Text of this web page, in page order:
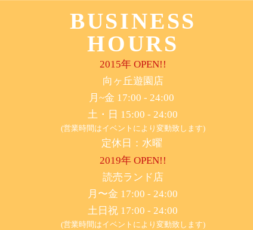
BUSINESS
HOURS
2015年 OPEN!!
​向ヶ丘遊園店
月~金 17:00 - 24:00
土・日 15:00 - 24:00
(営業時間はイベントにより変動致します)
定休日：水曜
2019年 OPEN!!
​読売ランド店
月〜金 17:00 - 24:00
土日祝 17:00 - 24:00
(営業時間はイベントにより変動致します)